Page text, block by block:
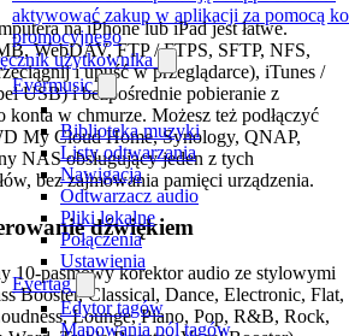
aktywować zakup w aplikacji za pomocą
promocyjnego
użytkownika
Evermusic
Biblioteka muzyki
Listy odtwarzania
Nawigacja
Odtwarzacz audio
Pliki lokalne
Połączenia
Ustawienia
Evertag
Edytor tagów
Mapowania pól tagów
na iPhone lub iPad jest łatwe.
WebDAV, FTP / FTPS, SFTP, NFS,
i upuść w przeglądarce), iTunes /
USB) i bezpośrednie pobieranie z
konta w chmurze. Możesz też podłączyć
My Cloud Home, Synology, QNAP,
NAS obsługujący jeden z tych
bez zajmowania pamięci urządzenia.
dźwiękiem
10-pasmowy korektor audio ze stylowymi
Booster, Classical, Dance, Electronic, Flat,
Lounge, Piano, Pop, R&B, Rock,